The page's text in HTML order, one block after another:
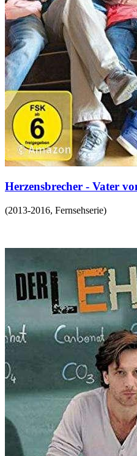
Herzensbrecher - Vater
(2013-2016, Fernsehserie)